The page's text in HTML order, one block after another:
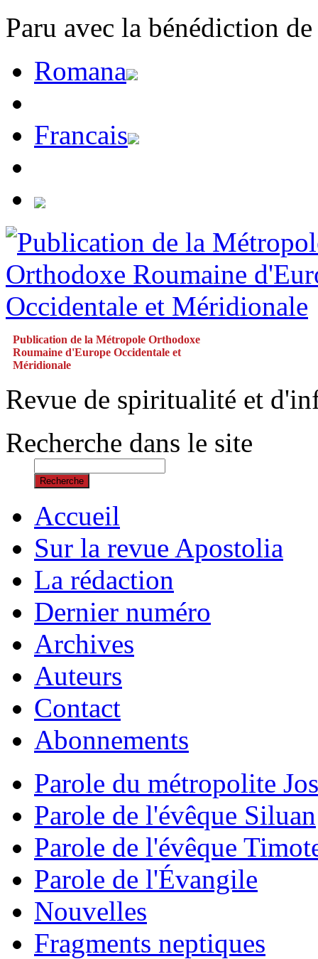
Paru avec la bénédiction
Romana
Francais
Publication de la Métropole Orthodoxe
Roumaine d'Europe Occidentale et
Méridionale
Revue de spiritualité et
Recherche dans le site
Recherche
Accueil
Sur la revue Apostolia
La rédaction
Dernier numéro
Archives
Auteurs
Contact
Abonnements
Parole du métropolite
Parole de l'évêque Siluan
Parole de l'évêque
Parole de l'Évangile
Nouvelles
Fragments neptiques